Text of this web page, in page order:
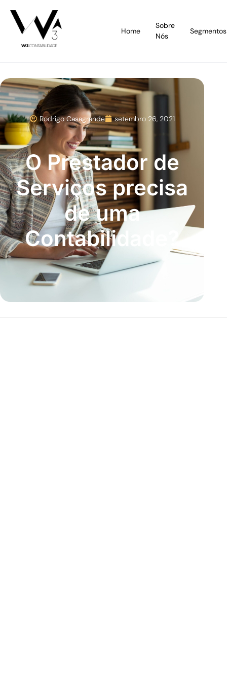
Home
Sobre
Nós
Segmentos
Rodrigo Casagrande setembro 26, 2021
O Prestador de
Serviços precisa
de uma
Contabilidade?